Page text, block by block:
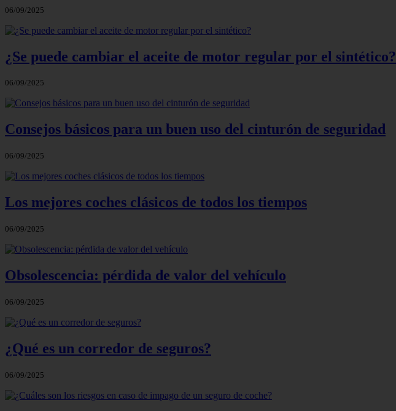
06/09/2025
¿Se puede cambiar el aceite de motor regular por el sintético?
06/09/2025
Consejos básicos para un buen uso del cinturón de seguridad
06/09/2025
Los mejores coches clásicos de todos los tiempos
06/09/2025
Obsolescencia: pérdida de valor del vehículo
06/09/2025
¿Qué es un corredor de seguros?
06/09/2025